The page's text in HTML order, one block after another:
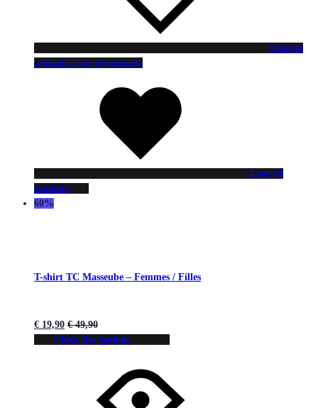
Liste de
souhaits Liste de souhaits
Liste de
souhaits
60%
T-shirt TC Masseube – Femmes / Filles
€ 19,90 €49,90
Choix des options